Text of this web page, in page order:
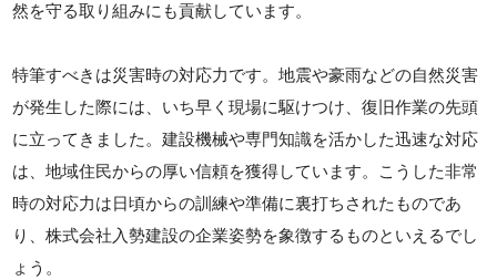
然を守る取り組みにも貢献しています。
特筆すべきは災害時の対応力です。地震や豪雨などの自然災害
が発生した際には、いち早く現場に駆けつけ、復旧作業の先頭
に立ってきました。建設機械や専門知識を活かした迅速な対応
は、地域住民からの厚い信頼を獲得しています。こうした非常
時の対応力は日頃からの訓練や準備に裏打ちされたものであ
り、株式会社入勢建設の企業姿勢を象徴するものといえるでし
ょう。